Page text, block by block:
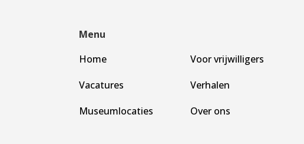
Menu
Home
Vacatures
Museumlocaties
Voor vrijwilligers
Verhalen
Over ons